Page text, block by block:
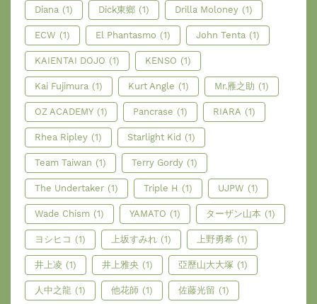
Diana (1) Dick東鄉 (1) Drilla Moloney (1)
ECW (1) El Phantasmo (1) John Tenta (1)
KAIENTAI DOJO (1) KENSO (1)
Kai Fujimura (1) Kurt Angle (1) Mr.雁之助 (1)
OZ ACADEMY (1) Pancrase (1) RIARA (1)
Rhea Ripley (1) Starlight Kid (1)
Team Taiwan (1) Terry Gordy (1)
The Undertaker (1) Triple H (1) UJPW (1)
Wade Chism (1) YAMATO (1) ターザン山本 (1)
ヨシヒコ (1) 上坂すみれ (1) 上野勇希 (1)
井上凌 (1) 井上雅央 (1) 亞歷山大大塚 (1)
人中之龍 (1) 他花師 (1) 佐藤光留 (1)